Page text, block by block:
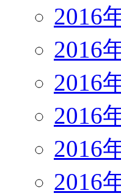
2016
2016
2016
2016
2016
2016